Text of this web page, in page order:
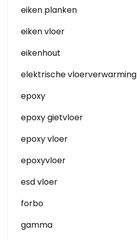
eiken planken
eiken vloer
eikenhout
elektrische vloerverwarming
epoxy
epoxy gietvloer
epoxy vloer
epoxyvloer
esd vloer
forbo
gamma